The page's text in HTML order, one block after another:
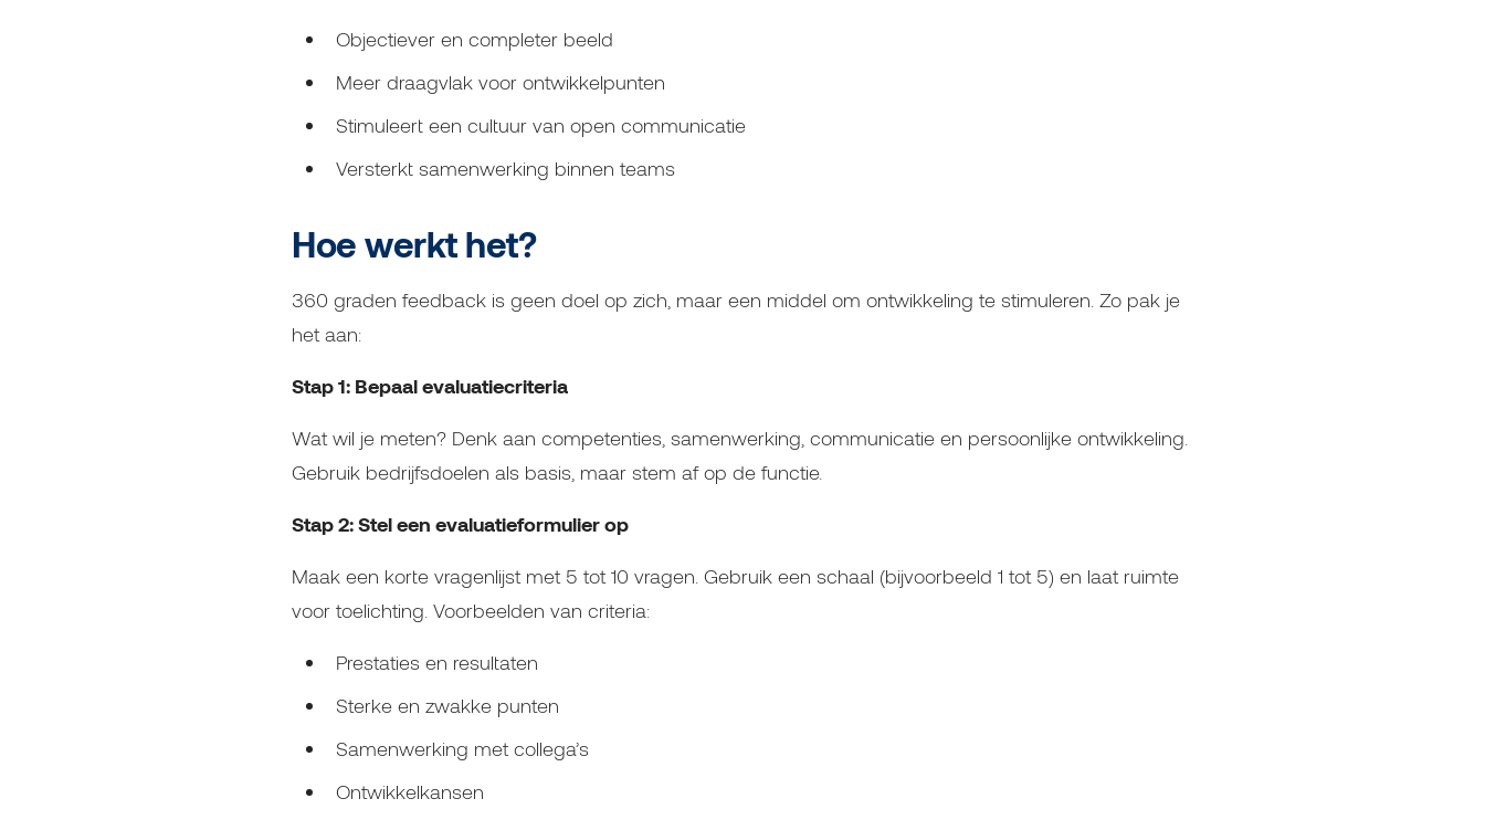
Objectiever en completer beeld
Meer draagvlak voor ontwikkelpunten
Stimuleert een cultuur van open communicatie
Versterkt samenwerking binnen teams
Hoe werkt het?
360 graden feedback is geen doel op zich, maar een middel om ontwikkeling te stimuleren. Zo pak je
het aan:
Stap 1: Bepaal evaluatiecriteria
Wat wil je meten? Denk aan competenties, samenwerking, communicatie en persoonlijke ontwikkeling.
Gebruik bedrijfsdoelen als basis, maar stem af op de functie.
Stap 2: Stel een evaluatieformulier op
Maak een korte vragenlijst met 5 tot 10 vragen. Gebruik een schaal (bijvoorbeeld 1 tot 5) en laat ruimte
voor toelichting. Voorbeelden van criteria:
Prestaties en resultaten
Sterke en zwakke punten
Samenwerking met collega’s
Ontwikkelkansen